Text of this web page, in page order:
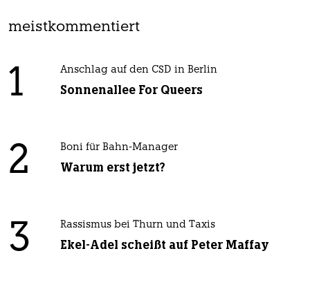
meistkommentiert
1 Anschlag auf den CSD in Berlin
Sonnenallee For Queers
2 Boni für Bahn-Manager
Warum erst jetzt?
3 Rassismus bei Thurn und Taxis
Ekel-Adel scheißt auf Peter Maffay